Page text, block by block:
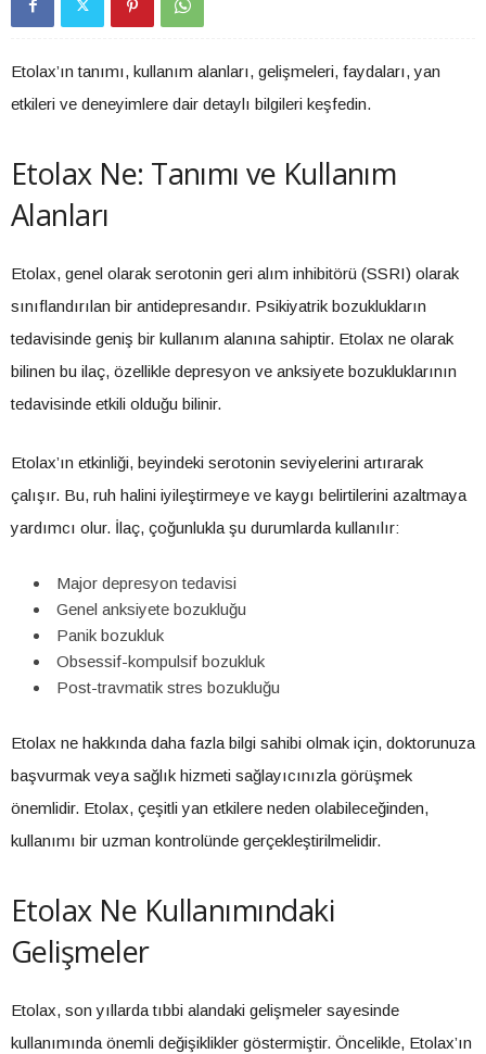
Etolax’ın tanımı, kullanım alanları, gelişmeleri, faydaları, yan
etkileri ve deneyimlere dair detaylı bilgileri keşfedin.
Etolax Ne: Tanımı ve Kullanım
Alanları
Etolax, genel olarak serotonin geri alım inhibitörü (SSRI) olarak
sınıflandırılan bir antidepresandır. Psikiyatrik bozuklukların
tedavisinde geniş bir kullanım alanına sahiptir. Etolax ne olarak
bilinen bu ilaç, özellikle depresyon ve anksiyete bozukluklarının
tedavisinde etkili olduğu bilinir.
Etolax’ın etkinliği, beyindeki serotonin seviyelerini artırarak
çalışır. Bu, ruh halini iyileştirmeye ve kaygı belirtilerini azaltmaya
yardımcı olur. İlaç, çoğunlukla şu durumlarda kullanılır:
Major depresyon tedavisi
Genel anksiyete bozukluğu
Panik bozukluk
Obsessif-kompulsif bozukluk
Post-travmatik stres bozukluğu
Etolax ne hakkında daha fazla bilgi sahibi olmak için, doktorunuza
başvurmak veya sağlık hizmeti sağlayıcınızla görüşmek
önemlidir. Etolax, çeşitli yan etkilere neden olabileceğinden,
kullanımı bir uzman kontrolünde gerçekleştirilmelidir.
Etolax Ne Kullanımındaki
Gelişmeler
Etolax, son yıllarda tıbbi alandaki gelişmeler sayesinde
kullanımında önemli değişiklikler göstermiştir. Öncelikle, Etolax’ın